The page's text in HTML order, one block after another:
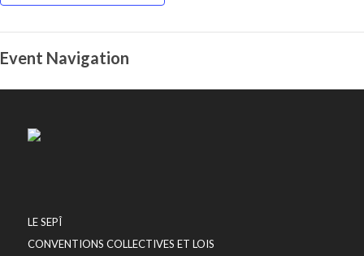
Event Navigation
LE SEPÎ
CONVENTIONS COLLECTIVES ET LOIS